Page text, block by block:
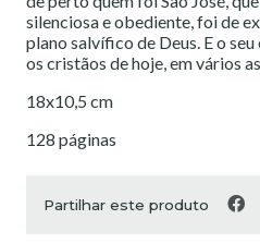
silenciosa e obediente, foi de
plano salvífico de Deus. E o
os cristãos de hoje, em vários
18x10,5 cm
128 páginas
Partilhar este produto